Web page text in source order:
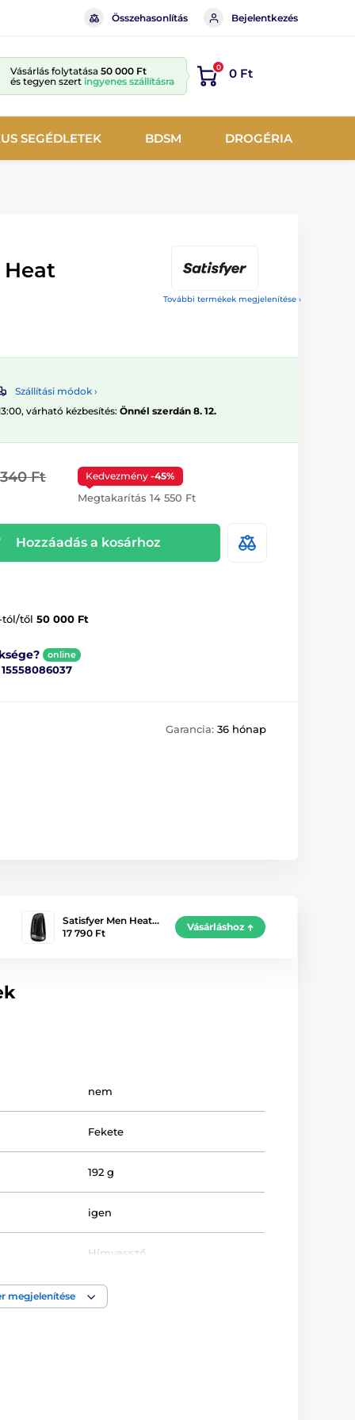
Összehasonlítás Bejelentkezés
Vásárlás folytatása 50 000 Ft
és tegyen szert ingyenes szállításra
0 0 Ft
SEGÉDLETEK BDSM DROGÉRIA
További termékek megjelenítése ›
Heat
Szállítási módok ›
várható kézbesítés: Önnél szerdán 8. 12.
Ft Kedvezmény -45%
Megtakarítás 14 550 Ft
Hozzáadás a kosárhoz
től 50 000 Ft
online
15558086037
Garancia: 36 hónap
Satisfyer Men Heat…
17 790 Ft
Vásárláshoz
nem
Fekete
192 g
igen
Hímvessző
Nabíječka
megjelenítése